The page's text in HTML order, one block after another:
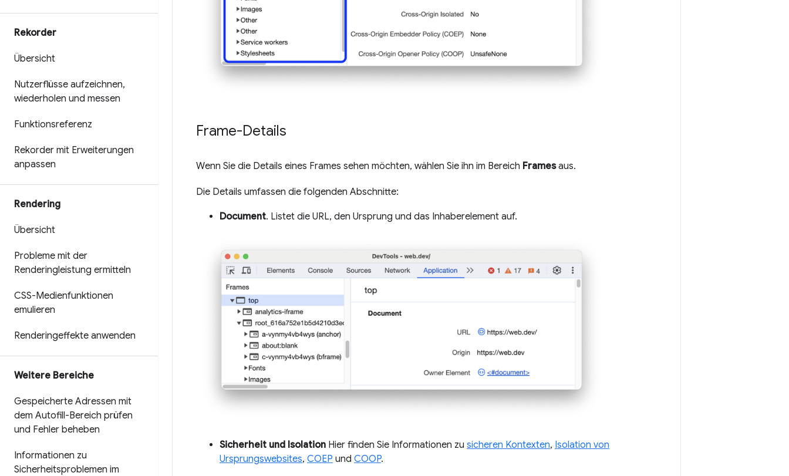
Rekorder
Übersicht
Nutzerflüsse aufzeichnen,
wiederholen und messen
Funktionsreferenz
Rekorder mit Erweiterungen
anpassen
Rendering
Übersicht
Probleme mit der
Renderingleistung ermitteln
CSS-Medienfunktionen
emulieren
Renderingeffekte anwenden
Weitere Bereiche
Gespeicherte Adressen mit
dem Autofill-Bereich prüfen
und Fehler beheben
Informationen zu
Sicherheitsproblemen im
Frame-Details
Wenn Sie die Details eines Frames sehen möchten, wählen Sie ihn im Bereich Framesaus.
Die Details umfassen die folgenden Abschnitte:
Document. Listet die URL, den Ursprung und das Inhaberelement auf.
Sicherheit und Isolation Hier finden Sie Informationen zu sicheren Kontexten, Isolation von
Ursprungswebsites, COEP und COOP.